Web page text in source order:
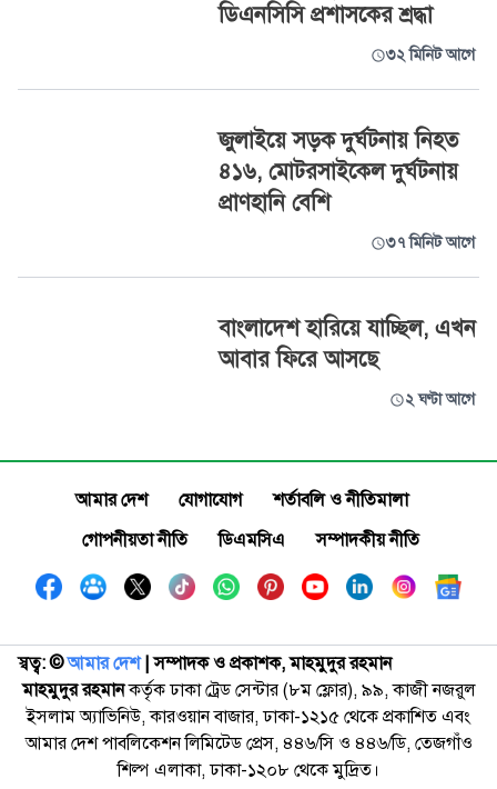
ডিএনসিসি প্রশাসকের শ্রদ্ধা
৩২ মিনিট আগে
জুলাইয়ে সড়ক দুর্ঘটনায় নিহত
৪১৬, মোটরসাইকেল দুর্ঘটনায়
প্রাণহানি বেশি
৩৭ মিনিট আগে
বাংলাদেশ হারিয়ে যাচ্ছিল, এখন
আবার ফিরে আসছে
২ ঘণ্টা আগে
আমার দেশ যোগাযোগ
শর্তাবলি ও নীতিমালা
গোপনীয়তা নীতি
ডিএমসিএ সম্পাদকীয় নীতি
স্বত্ব: ©️আমার দেশ| সম্পাদক ও প্রকাশক, মাহমুদুর রহমান
মাহমুদুর রহমানকর্তৃক ঢাকা ট্রেড সেন্টার (৮ম ফ্লোর), ৯৯, কাজী নজরুল
ইসলাম অ্যাভিনিউ, কারওয়ান বাজার, ঢাকা-১২১৫ থেকে প্রকাশিত এবং
আমার দেশ পাবলিকেশন লিমিটেড প্রেস, ৪৪৬/সি ও ৪৪৬/ডি, তেজগাঁও
শিল্প এলাকা, ঢাকা-১২০৮ থেকে মুদ্রিত।